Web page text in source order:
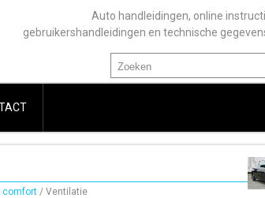
Auto handleidingen, online
gebruikershandleidingen en technische
comfort / Ventilatie